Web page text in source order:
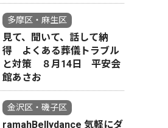
多摩区・麻生区
見て、聞いて、話して納
得 よくある葬儀トラブル
と対策 ８月14日 平安会
館あさお
金沢区・磯子区
ramahBellydance 気軽にダ